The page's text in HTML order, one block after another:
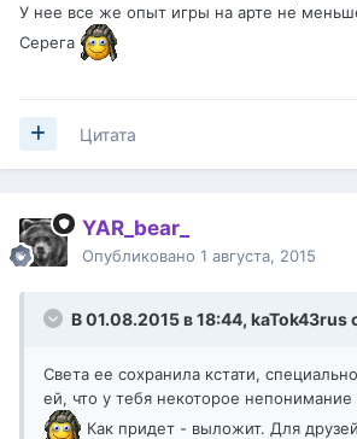
У нее все же опыт игры на арте не
Серега
Цитата
YAR_bear_
Опубликовано 1 августа, 2015
В 01.08.2015 в 18:44, kaTok43rus
Света ее сохранила кстати,
ей, что у тебя некоторое непонимание
Как придет - выложит. Для